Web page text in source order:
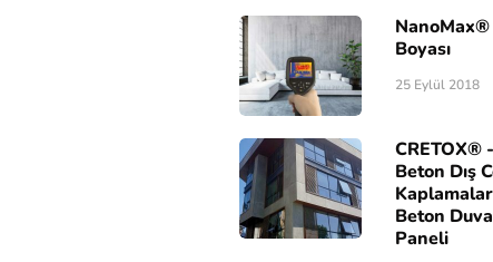
NanoMax®
Boyası
25 Eylül 2018
CRETOX®
Beton Dış
Beton
Paneli